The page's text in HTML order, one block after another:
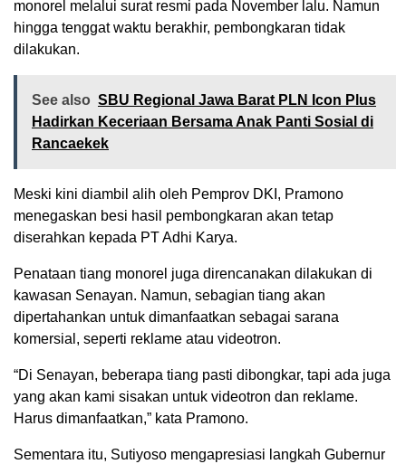
monorel melalui surat resmi pada November lalu. Namun
hingga tenggat waktu berakhir, pembongkaran tidak
dilakukan.
See also SBU Regional Jawa Barat PLN Icon Plus
Hadirkan Keceriaan Bersama Anak Panti Sosial di
Rancaekek
Meski kini diambil alih oleh Pemprov DKI, Pramono
menegaskan besi hasil pembongkaran akan tetap
diserahkan kepada PT Adhi Karya.
Penataan tiang monorel juga direncanakan dilakukan di
kawasan Senayan. Namun, sebagian tiang akan
dipertahankan untuk dimanfaatkan sebagai sarana
komersial, seperti reklame atau videotron.
“Di Senayan, beberapa tiang pasti dibongkar, tapi ada juga
yang akan kami sisakan untuk videotron dan reklame.
Harus dimanfaatkan,” kata Pramono.
Sementara itu, Sutiyoso mengapresiasi langkah Gubernur